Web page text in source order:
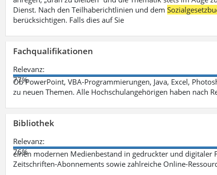
Dienst. Nach den Teilhaberichtlinien und dem
berücksichtigen. Falls dies auf Sie
Fachqualifikationen
Relevanz:
77%
Ob PowerPoint, VBA-Programmierungen, Java, Excel,
zu neuen Themen. Alle Hochschulangehörigen haben nach
Bibliothek
Relevanz:
76%
einen modernen Medienbestand in gedruckter und
Zeitschriften-Abonnements sowie zahlreiche Online-